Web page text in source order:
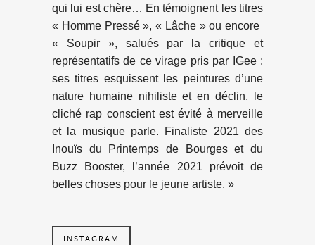
qui lui est chère… En témoignent les titres
​« Homme Pressé »​, ​« Lâche »​ ou encore ​
« Soupir »​, salués par la critique et
représentatifs de ce virage pris par IGee :
ses titres esquissent les peintures d’une
nature humaine nihiliste et en déclin, le
cliché rap conscient est évité à merveille
et la musique parle. Finaliste 2021 des
Inouïs du Printemps de Bourges et du
Buzz Booster, l’année 2021 prévoit de
belles choses pour le jeune artiste. »
INSTAGRAM